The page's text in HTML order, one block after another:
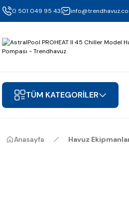
0 501 049 95 43
TÜM KATEGORİLER
Anasayfa Havuz